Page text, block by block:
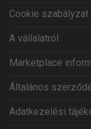
Cookie szabályzat
A vállalatról
Marketplace
Általános
Adatkezelési